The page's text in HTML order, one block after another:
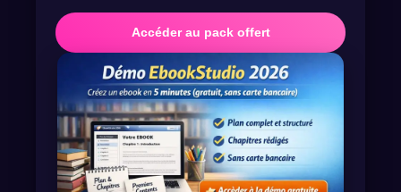
Accéder au pack offert